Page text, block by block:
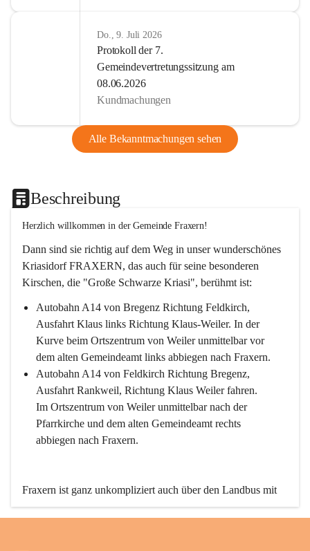
Do., 9. Juli 2026
Protokoll der 7.
Gemeindevertretungssitzung am
08.06.2026
Kundmachungen
Alle Bekanntmachungen sehen
Beschreibung
Herzlich willkommen in der Gemeinde Fraxern!
Dann sind sie richtig auf dem Weg in unser wunderschönes
Kriasidorf FRAXERN, das auch für seine besonderen
Kirschen, die "Große Schwarze Kriasi", berühmt ist:
Autobahn A14 von Bregenz Richtung Feldkirch,
Ausfahrt Klaus links Richtung Klaus-Weiler. In der
Kurve beim Ortszentrum von Weiler unmittelbar vor
dem alten Gemeindeamt links abbiegen nach Fraxern.
Autobahn A14 von Feldkirch Richtung Bregenz,
Ausfahrt Rankweil, Richtung Klaus Weiler fahren.
Im Ortszentrum von Weiler unmittelbar nach der
Pfarrkirche und dem alten Gemeindeamt rechts
abbiegen nach Fraxern.
Fraxern ist ganz unkompliziert auch über den Landbus mit
den öffentlichen Verkehrsmitteln zu erreichen. Die Linie